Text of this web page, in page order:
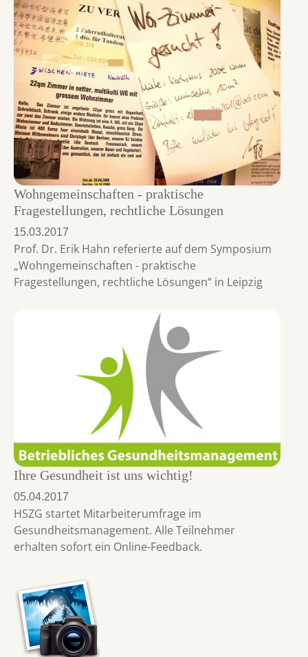
Wohngemeinschaften - praktische
Fragestellungen, rechtliche Lösungen
15.03.2017
Prof. Dr. Erik Hahn referierte auf dem Symposium
„Wohngemeinschaften - praktische
Fragestellungen, rechtliche Lösungen“ in Leipzig
Ihre Gesundheit ist uns wichtig!
05.04.2017
HSZG startet Mitarbeiterumfrage im
Gesundheitsmanagement. Alle Teilnehmer
erhalten sofort ein Online-Feedback.